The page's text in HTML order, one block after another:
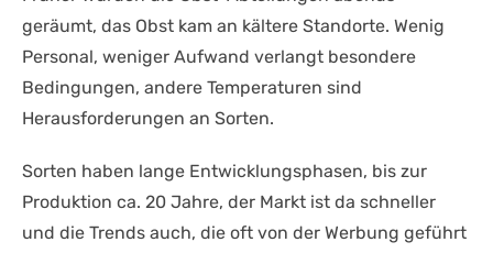
geräumt, das Obst kam an kältere Standorte. Wenig
Personal, weniger Aufwand verlangt besondere
Bedingungen, andere Temperaturen sind
Herausforderungen an Sorten.
Sorten haben lange Entwicklungsphasen, bis zur
Produktion ca. 20 Jahre, der Markt ist da schneller
und die Trends auch, die oft von der Werbung geführt